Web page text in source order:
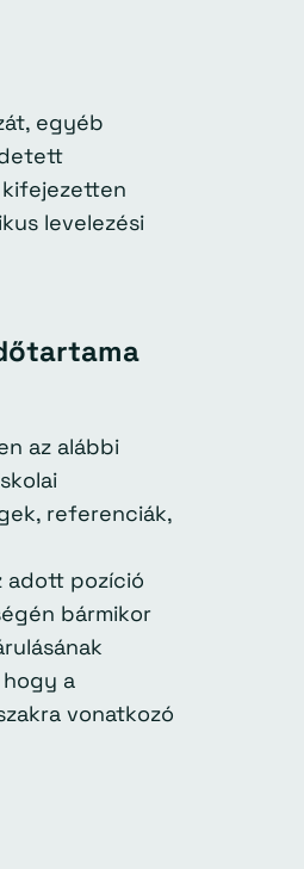
egyéb
levelezési
az alábbi
referenciák,
adott pozíció
bármikor
a
vonatkozó